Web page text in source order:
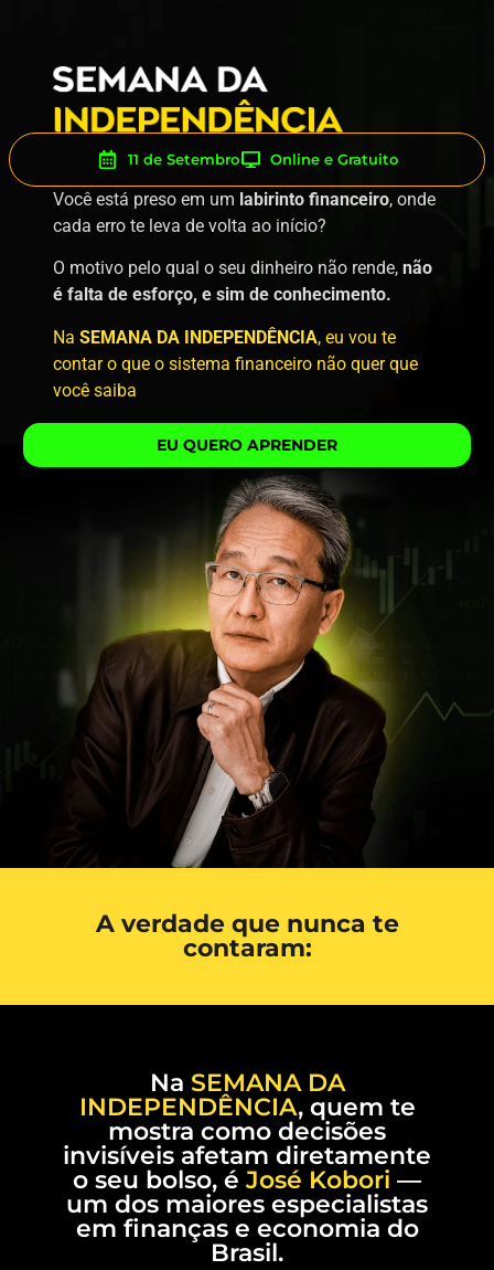
11 de Setembro Online e Gratuito
Você está preso em um labirinto financeiro, onde
cada erro te leva de volta ao início?
O motivo pelo qual o seu dinheiro não rende, não
é falta de esforço, e sim de conhecimento.
Na SEMANA DA INDEPENDÊNCIA, eu vou te
contar o que o sistema financeiro não quer que
você saiba
EU QUERO APRENDER
A verdade que nunca te
contaram:
Na SEMANA DA
INDEPENDÊNCIA, quem te
mostra como decisões
invisíveis afetam diretamente
o seu bolso, é José Kobori —
um dos maiores especialistas
em finanças e economia do
Brasil.